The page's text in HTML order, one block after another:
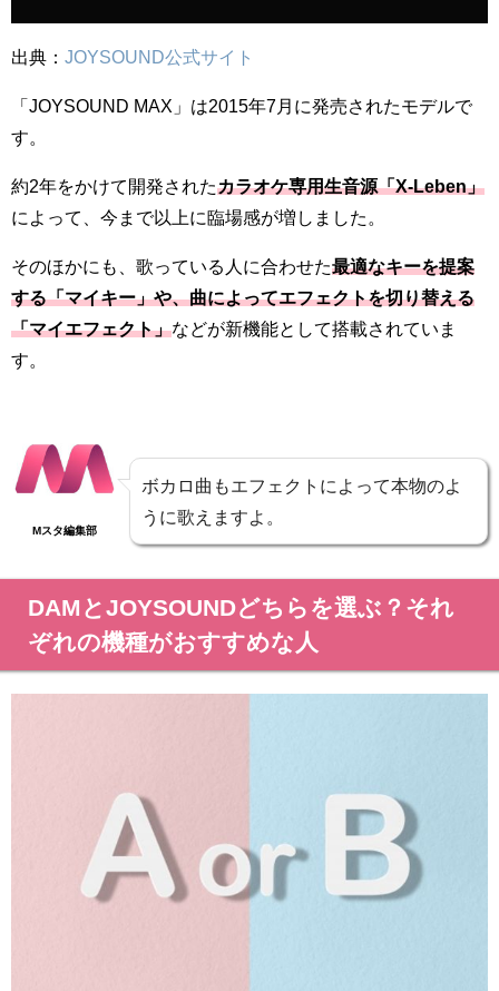
出典： JOYSOUND公式サイト
「JOYSOUND MAX」は2015年7月に発売されたモデルで
す。
約2年をかけて開発されたカラオケ専用生音源「X-Leben」
によって、今まで以上に臨場感が増しました。
そのほかにも、歌っている人に合わせた最適なキーを提案
する「マイキー」や、曲によってエフェクトを切り替える
「マイエフェクト」などが新機能として搭載されていま
す。
Mスタ編集部
ボカロ曲もエフェクトによって本物のよ
うに歌えますよ。
DAMとJOYSOUNDどちらを選ぶ？それ
ぞれの機種がおすすめな人